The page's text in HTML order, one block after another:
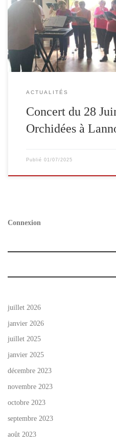
Fernando – Nathalie – La
Jusqu’ici tout va bien – Les
ACTUALITÉS
Concert du 28
Orchidées à
Publié 01/07/2025
Connexion
juillet 2026
janvier 2026
juillet 2025
janvier 2025
décembre 2023
novembre 2023
octobre 2023
septembre 2023
août 2023